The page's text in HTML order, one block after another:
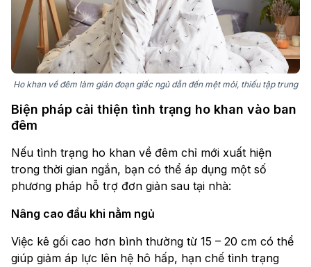
Ho khan về đêm làm gián đoạn giấc ngủ dẫn đến mệt mỏi, thiếu tập trung
Biện pháp cải thiện tình trạng ho khan vào ban
đêm
Nếu tình trạng ho khan về đêm chỉ mới xuất hiện
trong thời gian ngắn, bạn có thể áp dụng một số
phương pháp hỗ trợ đơn giản sau tại nhà:
Nâng cao đầu khi nằm ngủ
Việc kê gối cao hơn bình thường từ 15 – 20 cm có thể
giúp giảm áp lực lên hệ hô hấp, hạn chế tình trạng